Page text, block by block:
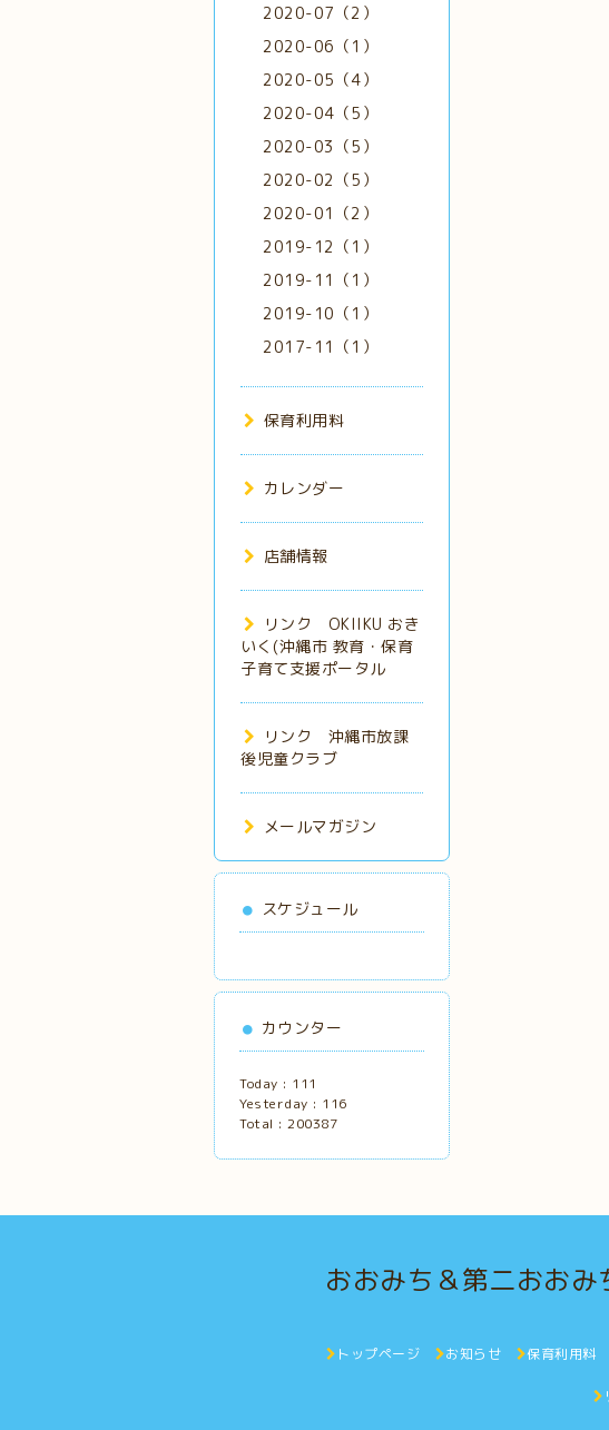
2020-07（2）
2020-06（1）
2020-05（4）
2020-04（5）
2020-03（5）
2020-02（5）
2020-01（2）
2019-12（1）
2019-11（1）
2019-10（1）
2017-11（1）
保育利用料
カレンダー
店舗情報
リンク OKIIKU おき
いく(沖縄市 教育・保育
子育て支援ポータル
リンク 沖縄市放課
後児童クラブ
メールマガジン
スケジュール
カウンター
Today : 111
Yesterday : 116
Total : 200387
おおみち＆第二おお
トップページ お知らせ 保育利用料